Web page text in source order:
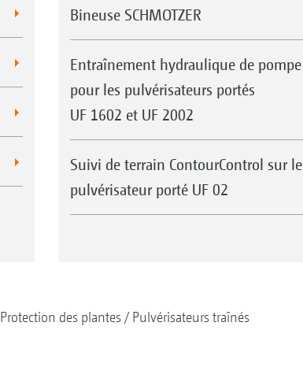
Bineuse SCHMOTZER
Entraînement hydraulique de pompe
pour les pulvérisateurs portés
UF 1602 et UF 2002
Suivi de terrain ContourControl sur le
pulvérisateur porté UF 02
Protection des plantes Pulvérisateurs traînés